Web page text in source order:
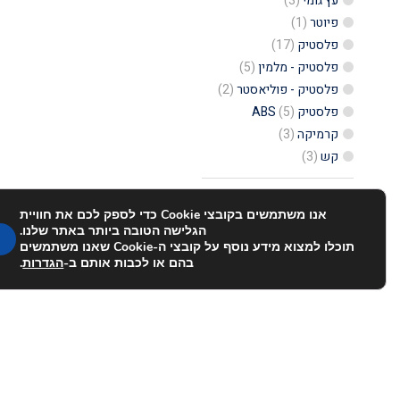
פיוטר(1)
פלסטיק (17)
פלסטיק - מלמין(5)
פלסטיק - פוליאסטר(2)
פלסטיק ABS (5)
קרמיקה(3)
קש(3)
אנו משתמשים בקובצי Cookie כדי לספק לכם את חוויית
הגלישה הטובה ביותר באתר שלנו.
תוכלו למצוא מידע נוסף על קובצי ה-Cookie שאנו משתמשים
בהם או לכבות אותם ב-הגדרות.